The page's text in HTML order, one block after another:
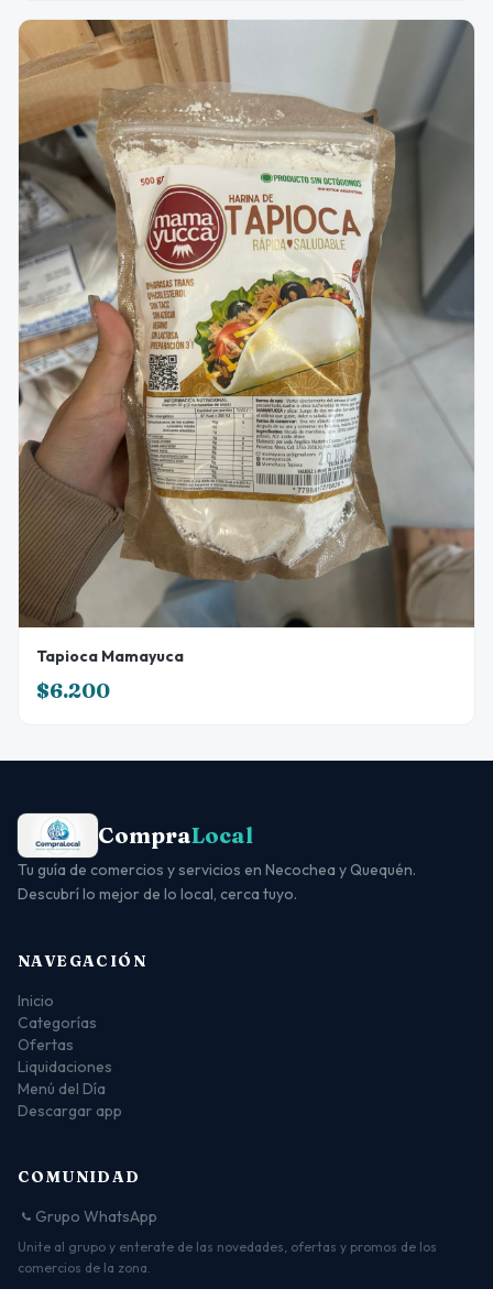
Tapioca Mamayuca
$6.200
CompraLocal
Tu guía de comercios y servicios en Necochea y Quequén.
Descubrí lo mejor de lo local, cerca tuyo.
NAVEGACIÓN
Inicio
Categorías
Ofertas
Liquidaciones
Menú del Día
Descargar app
COMUNIDAD
Grupo WhatsApp
Unite al grupo y enterate de las novedades, ofertas y promos de los
comercios de la zona.